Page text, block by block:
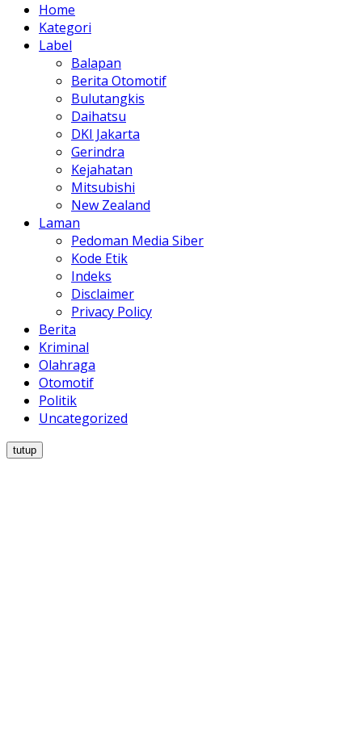
Home
Kategori
Label
Balapan
Berita Otomotif
Bulutangkis
Daihatsu
DKI Jakarta
Gerindra
Kejahatan
Mitsubishi
New Zealand
Laman
Pedoman Media Siber
Kode Etik
Indeks
Disclaimer
Privacy Policy
Berita
Kriminal
Olahraga
Otomotif
Politik
Uncategorized
tutup